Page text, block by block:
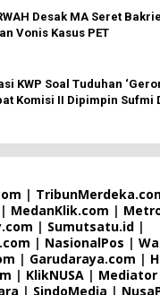
I
Desak MA Seret
Vonis Kasus PET
KWP Soal Tuduhan
Komisi II Dipimpin Sufmi
|
| MedanKlik.com |
| Sumutsatu.id |
| NasionalPos |
| Garudaraya.com |
| KlikNUSA | Mediator
| SindoMedia |